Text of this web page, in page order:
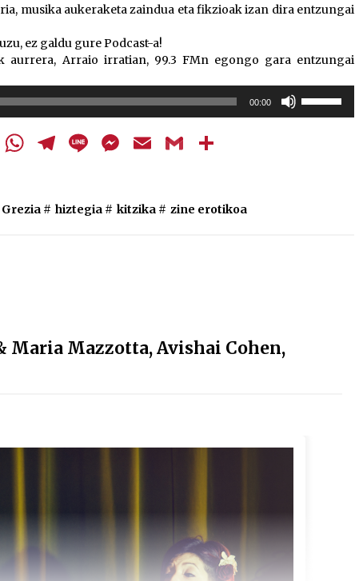
musika aukeraketa zaindua eta fikzioak izan dira entzungai
ez galdu gure Podcast-a!
aurrera, Arraio irratian, 99.3 FMn egongo gara entzungai
00:00
Twitter
WhatsApp
Telegram
LineMessenger
EmailGmail
Grezia # hiztegia # kitzika # zine erotikoa
Maria Mazzotta, Avishai Cohen,